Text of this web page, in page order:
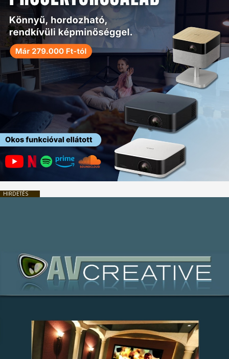
HIRDETÉS